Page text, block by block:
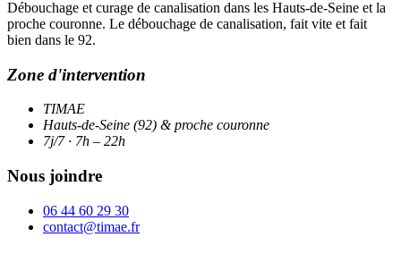
Débouchage et curage de canalisation dans les Hauts-de-Seine et la
proche couronne. Le débouchage de canalisation, fait vite et fait
bien dans le 92.
Zone d'intervention
TIMAE
Hauts-de-Seine (92) & proche couronne
7j/7 · 7h – 22h
Nous joindre
06 44 60 29 30
contact@timae.fr